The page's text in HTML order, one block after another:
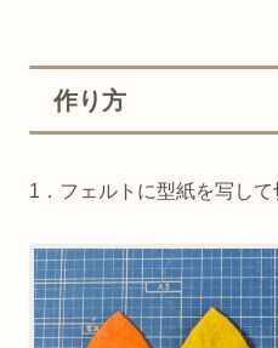
作り方
1．フェルトに型紙を写して